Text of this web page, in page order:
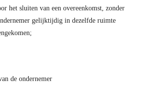
het sluiten van een overeenkomst, zonder
gelijktijdig in dezelfde ruimte
de ondernemer